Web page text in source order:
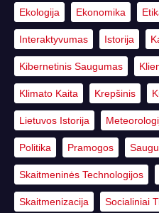
Ekologija Ekonomika
Interaktyvumas Istorija
Kibernetinis Saugumas
Klimato Kaita Krepšinis
Lietuvos Istorija
Politika Pramogos
Skaitmeninės Technologijos
Skaitmenizacija Socialiniai